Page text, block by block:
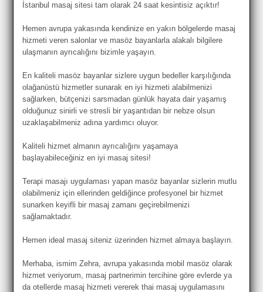
İstanbul masaj sitesi tam olarak 24 saat kesintisiz açıktır!
Hemen avrupa yakasında kendinize en yakın bölgelerde masaj
hizmeti veren salonlar ve masöz bayanlarla alakalı bilgilere
ulaşmanın ayrıcalığını bizimle yaşayın.
En kaliteli masöz bayanlar sizlere uygun bedeller karşılığında
olağanüstü hizmetler sunarak en iyi hizmeti alabilmenizi
sağlarken, bütçenizi sarsmadan günlük hayata dair yaşamış
olduğunuz sinirli ve stresli bir yaşantıdan bir nebze olsun
uzaklaşabilmeniz adına yardımcı oluyor.
Kaliteli hizmet almanın ayrıcalığını yaşamaya
başlayabileceğiniz en iyi masaj sitesi!
Terapi masajı uygulaması yapan masöz bayanlar sizlerin mutlu
olabilmeniz için ellerinden geldiğince profesyonel bir hizmet
sunarken keyifli bir masaj zamanı geçirebilmenizi
sağlamaktadır.
Hemen ideal masaj siteniz üzerinden hizmet almaya başlayın.
Merhaba, ismim Zehra, avrupa yakasında mobil masöz olarak
hizmet veriyorum, masaj partnerimin tercihine göre evlerde ya
da otellerde masaj hizmeti vererek thai masaj uygulamasını